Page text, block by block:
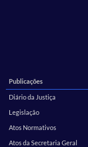
Publicações
Diário da Justiça
Legislação
Atos Normativos
Atos da Secretaria Geral